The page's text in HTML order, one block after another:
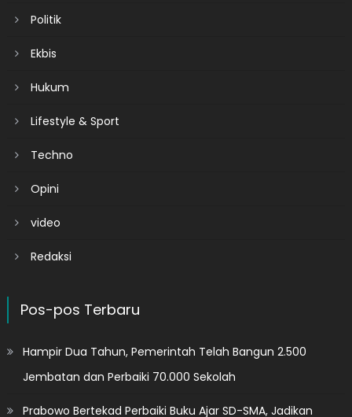
Politik
Ekbis
Hukum
Lifestyle & Sport
Techno
Opini
video
Redaksi
Pos-pos Terbaru
Hampir Dua Tahun, Pemerintah Telah Bangun 2.500
Jembatan dan Perbaiki 70.000 Sekolah
Prabowo Bertekad Perbaiki Buku Ajar SD-SMA, Jadikan